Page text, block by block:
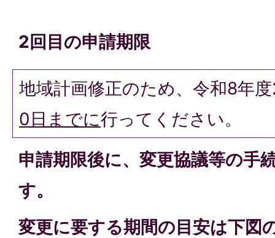
2回目の申請期限
地域計画修正のため、令和8年
0日までに行ってください。
申請期限後に、変更協議等の手
す。
変更に要する期間の目安は下図